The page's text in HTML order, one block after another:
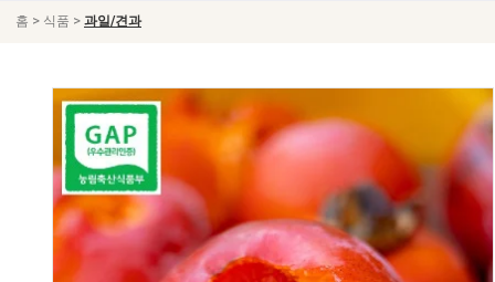
홈 > 식품 > 과일/견과